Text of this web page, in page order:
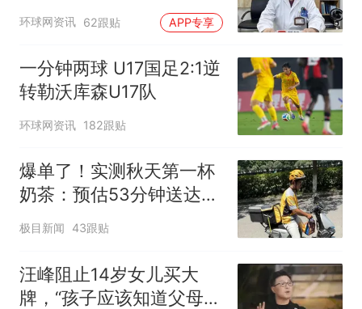
青没事，晚上再吃却出现
幻觉被紧急送医！
环球网资讯 62跟贴 APP专享
一分钟两球 U17国足2:1逆
转勒沃库森U17队
环球网资讯 182跟贴
爆单了！实测秋天第一杯
奶茶：预估53分钟送达，
实际耗时92分钟
极目新闻 43跟贴
汪峰阻止14岁女儿买大
牌，“孩子应该知道父母的